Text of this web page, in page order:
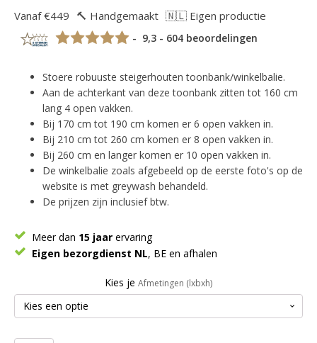
Vanaf €449 🔨 Handgemaakt 🇳🇱 Eigen productie
- 9,3 - 604 beoordelingen
Stoere robuuste steigerhouten toonbank/winkelbalie.
Aan de achterkant van deze toonbank zitten tot 160 cm
lang 4 open vakken.
Bij 170 cm tot 190 cm komen er 6 open vakken in.
Bij 210 cm tot 260 cm komen er 8 open vakken in.
Bij 260 cm en langer komen er 10 open vakken in.
De winkelbalie zoals afgebeeld op de eerste foto's op de
website is met greywash behandeld.
De prijzen zijn inclusief btw.
Meer dan 15 jaar ervaring
Eigen bezorgdienst NL, BE en afhalen
Kies je Afmetingen (lxbxh)